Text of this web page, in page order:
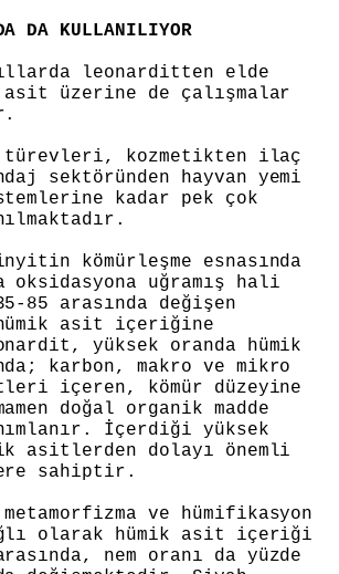
DA KULLANILIYOR
leonarditten elde
asit üzerine de çalışmalar
türevleri, kozmetikten ilaç
sektöründen hayvan yemi
kadar pek çok
kömürleşme esnasında
oksidasyona uğramış hali
85 arasında değişen
asit içeriğine
yüksek oranda hümik
karbon, makro ve mikro
içeren, kömür düzeyine
doğal organik madde
İçerdiği yüksek
asitlerden dolayı önemli
sahiptir.
ve hümifikasyon
olarak hümik asit içeriği
nem oranı da yüzde